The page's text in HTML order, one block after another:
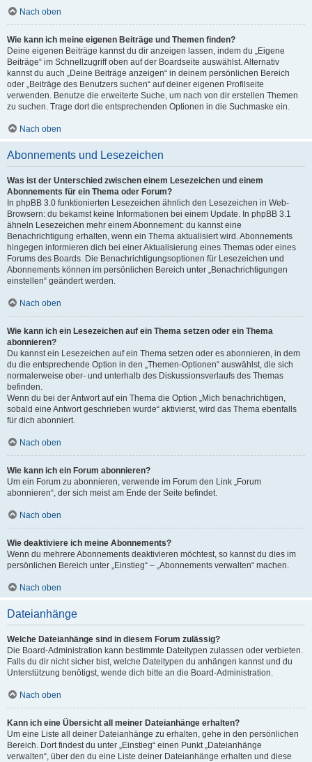
Nach oben
Wie kann ich meine eigenen Beiträge und Themen finden?
Deine eigenen Beiträge kannst du dir anzeigen lassen, indem du „Eigene
Beiträge“ im Schnellzugriff oben auf der Boardseite auswählst. Alternativ
kannst du auch „Deine Beiträge anzeigen“ in deinem persönlichen Bereich
oder „Beiträge des Benutzers suchen“ auf deiner eigenen Profilseite
verwenden. Benutze die erweiterte Suche, um nach von dir erstellen Themen
zu suchen. Trage dort die entsprechenden Optionen in die Suchmaske ein.
Nach oben
Abonnements und Lesezeichen
Was ist der Unterschied zwischen einem Lesezeichen und einem
Abonnements für ein Thema oder Forum?
In phpBB 3.0 funktionierten Lesezeichen ähnlich den Lesezeichen in Web-
Browsern: du bekamst keine Informationen bei einem Update. In phpBB 3.1
ähneln Lesezeichen mehr einem Abonnement: du kannst eine
Benachrichtigung erhalten, wenn ein Thema aktualisiert wird. Abonnements
hingegen informieren dich bei einer Aktualisierung eines Themas oder eines
Forums des Boards. Die Benachrichtigungsoptionen für Lesezeichen und
Abonnements können im persönlichen Bereich unter „Benachrichtigungen
einstellen“ geändert werden.
Nach oben
Wie kann ich ein Lesezeichen auf ein Thema setzen oder ein Thema
abonnieren?
Du kannst ein Lesezeichen auf ein Thema setzen oder es abonnieren, in dem
du die entsprechende Option in den „Themen-Optionen“ auswählst, die sich
normalerweise ober- und unterhalb des Diskussionsverlaufs des Themas
befinden.
Wenn du bei der Antwort auf ein Thema die Option „Mich benachrichtigen,
sobald eine Antwort geschrieben wurde“ aktivierst, wird das Thema ebenfalls
für dich abonniert.
Nach oben
Wie kann ich ein Forum abonnieren?
Um ein Forum zu abonnieren, verwende im Forum den Link „Forum
abonnieren“, der sich meist am Ende der Seite befindet.
Nach oben
Wie deaktiviere ich meine Abonnements?
Wenn du mehrere Abonnements deaktivieren möchtest, so kannst du dies im
persönlichen Bereich unter „Einstieg“ – „Abonnements verwalten“ machen.
Nach oben
Dateianhänge
Welche Dateianhänge sind in diesem Forum zulässig?
Die Board-Administration kann bestimmte Dateitypen zulassen oder verbieten.
Falls du dir nicht sicher bist, welche Dateitypen du anhängen kannst und du
Unterstützung benötigst, wende dich bitte an die Board-Administration.
Nach oben
Kann ich eine Übersicht all meiner Dateianhänge erhalten?
Um eine Liste all deiner Dateianhänge zu erhalten, gehe in den persönlichen
Bereich. Dort findest du unter „Einstieg“ einen Punkt „Dateianhänge
verwalten“, über den du eine Liste deiner Dateianhänge erhalten und diese